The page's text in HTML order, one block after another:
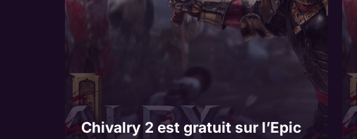
Chivalry 2 est gratuit sur l’Epic